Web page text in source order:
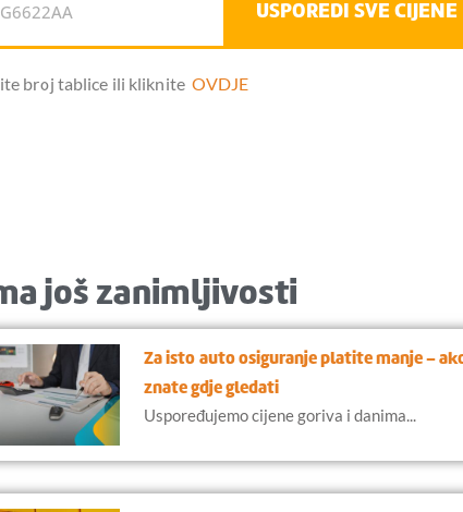
USPOREDI SVE CIJENE
broj tablice ili kliknite OVDJE
još zanimljivosti
Za isto auto osiguranje platite manje –
znate gdje gledati
Uspoređujemo cijene goriva i danima...